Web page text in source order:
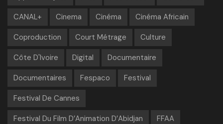
CANAL+ Cinema Cinéma Cinéma Africain
Coproduction Court Métrage Culture
Côte D'Ivoire Digital Documentaire
Documentaires Fespaco Festival
Festival De Cannes
Festival Du Film D’Animation D’Abidjan FFAA